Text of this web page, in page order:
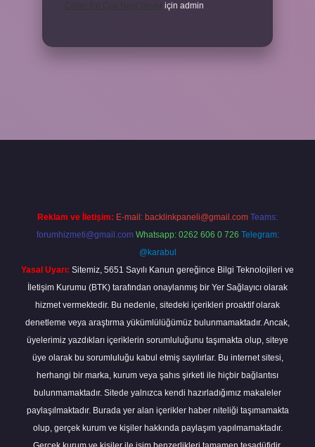
için admin
Reklam ve İletişim: E-mail: backlinkpaneli@gmail.com Teams:
forumhizmeti@gmail.com Whatsapp: 0262 606 0 726 Telegram:
@karabul
Yasal Uyarı: Sitemiz, 5651 Sayılı Kanun gereğince Bilgi Teknolojileri ve
İletişim Kurumu (BTK) tarafından onaylanmış bir Yer Sağlayıcı olarak
hizmet vermektedir. Bu nedenle, sitedeki içerikleri proaktif olarak
denetleme veya araştırma yükümlülüğümüz bulunmamaktadır. Ancak,
üyelerimiz yazdıkları içeriklerin sorumluluğunu taşımakta olup, siteye
üye olarak bu sorumluluğu kabul etmiş sayılırlar. Bu internet sitesi,
herhangi bir marka, kurum veya şahıs şirketi ile hiçbir bağlantısı
bulunmamaktadır. Sitede yalnızca kendi hazırladığımız makaleler
paylaşılmaktadır. Burada yer alan içerikler haber niteliği taşımamakta
olup, gerçek kurum ve kişiler hakkında paylaşım yapılmamaktadır.